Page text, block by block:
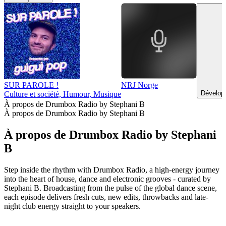
SUR PAROLE !
Culture et société, Humour, Musique
NRJ Norge
À propos de Drumbox Radio by Stephani B
À propos de Drumbox Radio by Stephani B
À propos de Drumbox Radio by Stephani
B
Step inside the rhythm with Drumbox Radio, a high-energy journey
into the heart of house, dance and electronic grooves - curated by
Stephani B. Broadcasting from the pulse of the global dance scene,
each episode delivers fresh cuts, new edits, throwbacks and late-
night club energy straight to your speakers.